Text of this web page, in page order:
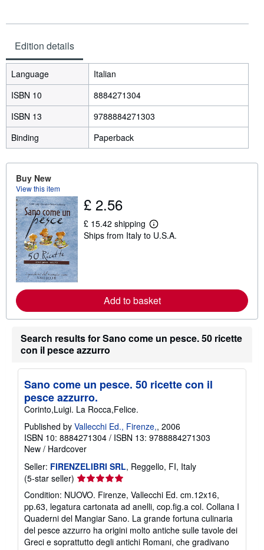
Edition details
Language
Italian
ISBN 10
8884271304
ISBN 13
9788884271303
Binding
Paperback
Buy New
View this item
£ 2.56
£ 15.42 shipping
L
e
r
e
a
t
i
p
a
t
Ships from Italy to U.S.A.
Add to basket
Search results for Sano come un pesce. 50 ricette
con il pesce azzurro
Sano come un pesce. 50 ricette con il
pesce azzurro.
Corinto,Luigi. La Rocca,Felice.
Published by Vallecchi Ed., Firenze,, 2006
ISBN 10: 8884271304 / ISBN 13: 9788884271303
New / Hardcover
Seller: FIRENZELIBRI SRL, Reggello, FI, Italy
(5-star seller) Seller
rating
5
out
of
5
Condition: NUOVO. Firenze, Vallecchi Ed. cm.12x16,
pp.63, legatura cartonata ad anelli, cop.fig.a col. Collana I
Quaderni del Mangiar Sano. La grande fortuna culinaria
del pesce azzurro ha origini molto antiche sulle tavole dei
Greci e soprattutto degli antichi Romani, che gradivano